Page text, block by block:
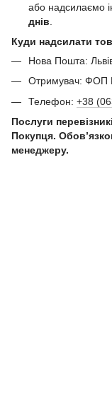
або надсилаємо
днів
Куди надсилати
Нова Пошта:
Отримувач: ФОП
Телефон: +38
Послуги
Покупця.
менеджеру.